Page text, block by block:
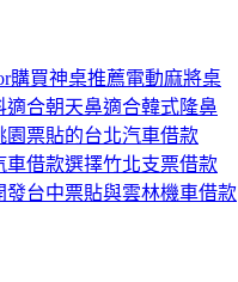
購買神桌推薦電動麻將桌
合朝天鼻適合韓式隆鼻
園票貼的台北汽車借款
借款選擇竹北支票借款
台中票貼與雲林機車借款